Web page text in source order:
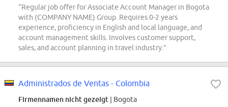
“Regular job offer for Associate Account Manager in Bogota
with (COMPANY NAME) Group. Requires 0-2 years
experience, proficiency in English and local language, and
account management skills. Involves customer support,
sales, and account planning in travel industry.”
Administrados de Ventas - Colombia
Firmennamen nicht gezeigt | Bogota